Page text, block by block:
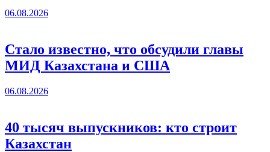
06.08.2026
Стало известно, что обсудили главы
МИД Казахстана и США
06.08.2026
40 тысяч выпускников: кто строит
Казахстан